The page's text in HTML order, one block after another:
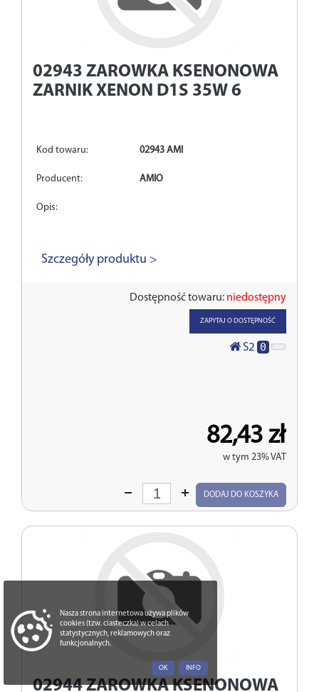
02943 ZAROWKA KSENONOWA
ZARNIK XENON D1S 35W 6
Kod towaru: 02943 AMI
Producent: AMIO
Opis:
Szczegóły produktu >
Dostępność towaru: niedostępny
ZAPYTAJ O DOSTĘPNOŚĆ
S2 0
82,43 zł
w tym 23% VAT
Wprowadź
DODAJ DO KOSZYKA
02944 ZAROWKA KSENONOWA
Nasza strona internetowa używa plików
cookies (tzw. ciasteczka) w celach
statystycznych, reklamowych oraz
funkcjonalnych.
INFO
OK